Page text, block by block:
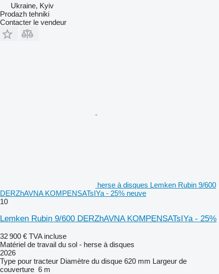
Ukraine, Kyiv
Prodazh tehniki
Contacter le vendeur
herse à disques Lemken Rubin 9/600
DERZhAVNA KOMPENSATsIYa - 25% neuve
10
Lemken Rubin 9/600 DERZhAVNA KOMPENSATsIYa - 25%
32 900 € TVA incluse
Matériel de travail du sol - herse à disques
2026
Type pour tracteur Diamètre du disque 620 mm Largeur de
couverture 6 m